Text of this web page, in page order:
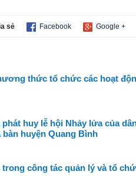
sẻ Facebook Google +
thức tổ chức các hoạt
huy lễ hội Nhảy lửa của
huyện Quang Bình
công tác quản lý và tổ